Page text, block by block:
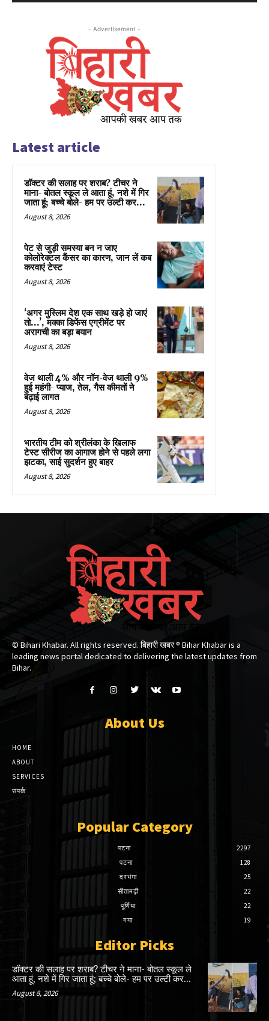
- Advertisement -
Latest article
डॉक्टर की सलाह पर शराब? टीचर ने
माना- बोतल स्कूल ले आता हूं, नशे में गिर
जाता हूं; बच्चे बोले- हम पर उल्टी कर...
August 8, 2026
पेट से जुड़ी समस्या बन न जाए
कोलोरेक्टल कैंसर का कारण, जान लें कब
करवाएं टेस्ट
August 8, 2026
‘अगर मुस्लिम देश एक साथ खड़े हो जाएं
तो…’, मक्का डिफेंस एग्रीमेंट पर
अरागची का बड़ा बयान
August 8, 2026
वेज थाली 4% और नॉन-वेज थाली 9%
हुई महंगी- प्याज, तेल, गैस कीमतों ने
बढ़ाई लागत
August 8, 2026
भारतीय टीम को श्रीलंका के खिलाफ
टेस्ट सीरीज का आगाज होने से पहले लगा
झटका, साई सुदर्शन हुए बाहर
August 8, 2026
© Bihari Khabar. All rights reserved. बिहारी खबर ®​ Bihar Khabar is a
leading news portal dedicated to delivering the latest updates from
Bihar.
About Us
HOME
ABOUT
SERVICES
संपर्क
Popular Category
पटना
2297
पटना
128
दरभंगा
25
सीतामढ़ी
22
पूर्णिया
22
गया
19
Editor Picks
डॉक्टर की सलाह पर शराब? टीचर ने माना- बोतल स्कूल ले
आता हूं, नशे में गिर जाता हूं; बच्चे बोले- हम पर उल्टी कर...
August 8, 2026